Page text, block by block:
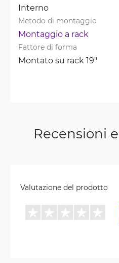
Interno
Metodo di montaggio
Montaggio a rack
Fattore di forma
Montato su rack 19"
Recensioni
Valutazione del prodotto